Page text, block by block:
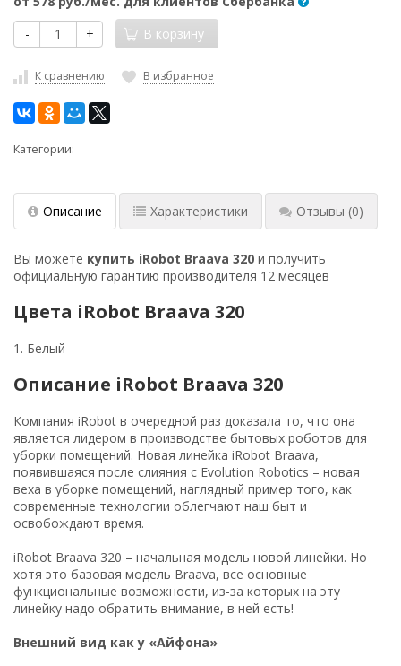
-
+ В корзину
К сравнению В избранное
Категории:
Описание Характеристики Отзывы (0)
Вы можете купить iRobot Braava 320 и получить
официальную гарантию производителя 12 месяцев
Цвета iRobot Braava 320
1. Белый
Описание iRobot Braava 320
Компания iRobot в очередной раз доказала то, что она
является лидером в производстве бытовых роботов для
уборки помещений. Новая линейка iRobot Braava,
появившаяся после слияния с Evolution Robotics – новая
веха в уборке помещений, наглядный пример того, как
современные технологии облегчают наш быт и
освобождают время.
iRobot Braava 320 – начальная модель новой линейки. Но
хотя это базовая модель Braava, все основные
функциональные возможности, из-за которых на эту
линейку надо обратить внимание, в ней есть!
Внешний вид как у «Айфона»